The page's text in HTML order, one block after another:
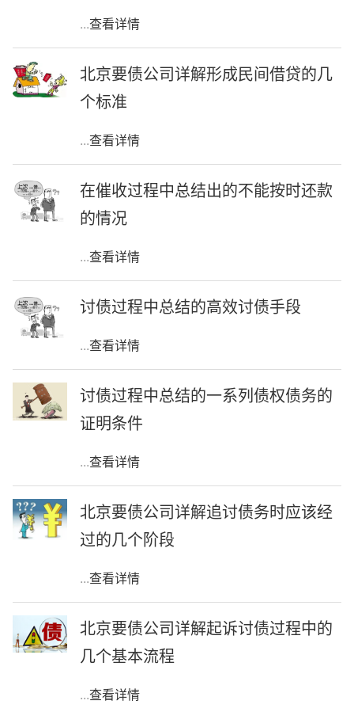
...查看详情
北京要债公司详解形成民间借贷的几
个标准
...查看详情
在催收过程中总结出的不能按时还款
的情况
...查看详情
讨债过程中总结的高效讨债手段
...查看详情
讨债过程中总结的一系列债权债务的
证明条件
...查看详情
北京要债公司详解追讨债务时应该经
过的几个阶段
...查看详情
北京要债公司详解起诉讨债过程中的
几个基本流程
...查看详情